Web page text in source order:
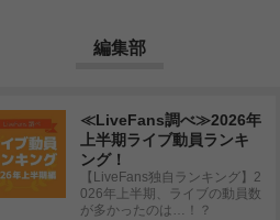
編集部
≪LiveFans調べ≫2026年
上半期ライブ動員ランキ
ング！
【LiveFans独自ランキング】2
026年上半期、ライブの動員数
が多かったのは…！？